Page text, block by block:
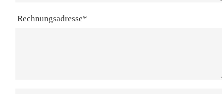
Rechnungsadresse*